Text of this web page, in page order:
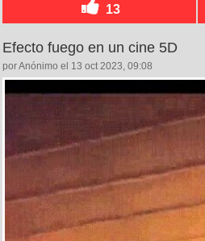
13
Efecto fuego en un cine 5D
por Anónimo el 13 oct 2023, 09:08